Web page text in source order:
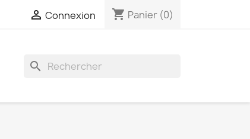
 Connexion shopping_cart Panier (0)
search